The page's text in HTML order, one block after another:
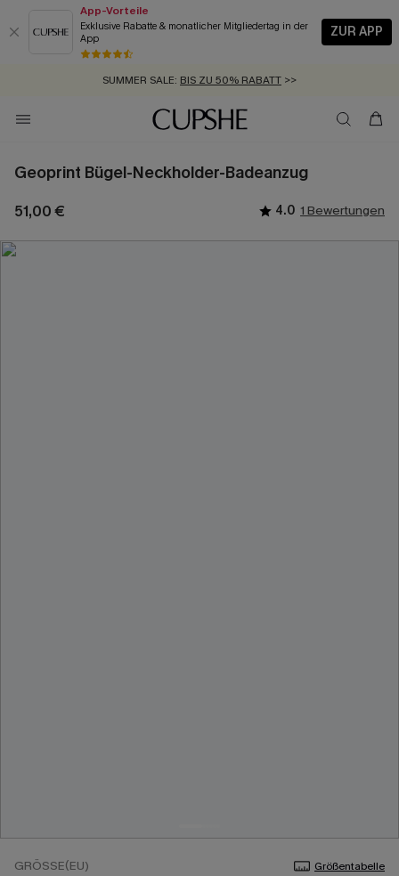
App-Vorteile
Exklusive Rabatte & monatlicher Mitgliedertag in der
App
ZUR APP
GRATIS MASSBAND MIT JEDEM SCHNELLVERSAND-ARTIKEL >>
SUMMER SALE: BIS ZU 50% RABATT >>
ZUM NEWSLETTER:BIS ZU -20% EXTRA ERHALTEN
KOSTENLOSER VERSAND AB 89 €
Geoprint Bügel-Neckholder-Badeanzug
51,00 € 4.0 1 Bewertungen
GRÖSSE(EU) Größentabelle